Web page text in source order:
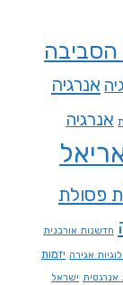
הסביבה
אנרגיה
אנרגיה
פסולת
חדשנות אורבנית
אגירה יזמות
אנרגטית ישראל